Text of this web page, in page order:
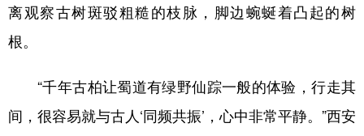
离观察古树斑驳粗糙的枝脉，脚边蜿蜒着凸起的树
根。
“千年古柏让蜀道有绿野仙踪一般的体验，行走其
间，很容易就与古人‘同频共振’，心中非常平静。”西安